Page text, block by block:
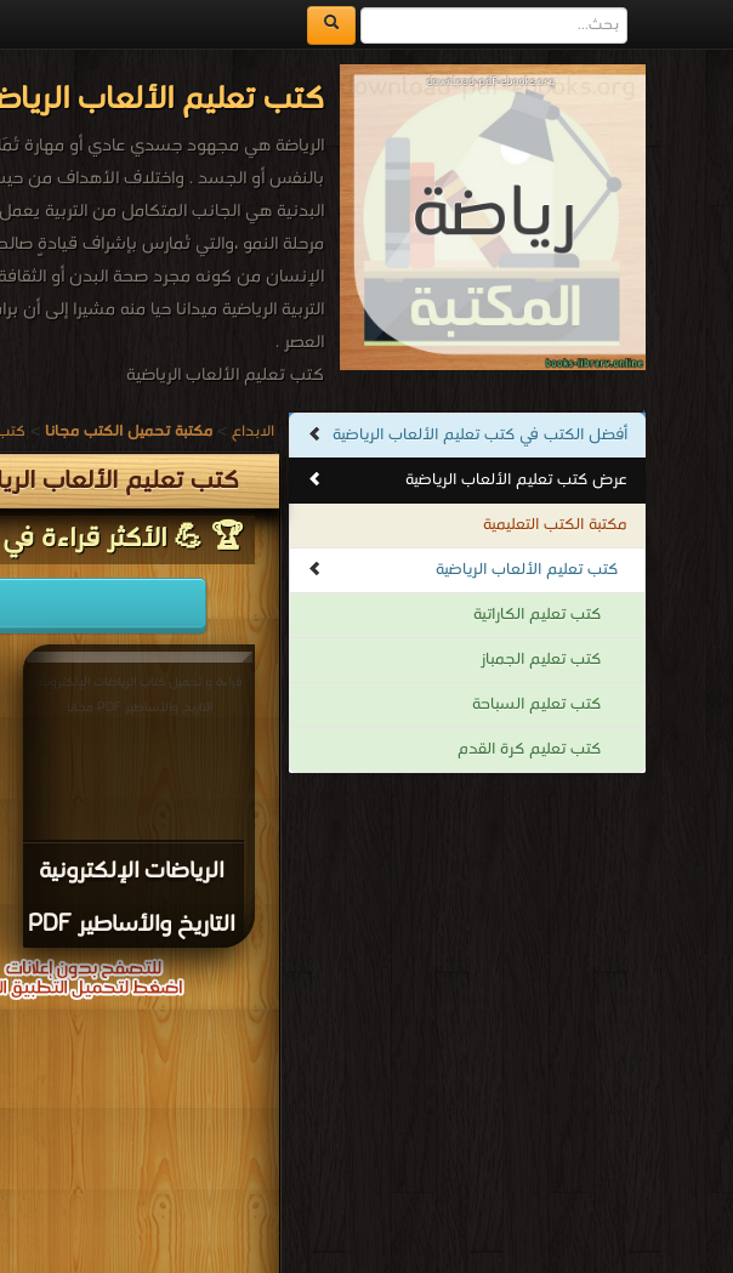
كتب تعليم الألعاب
الرياضة هي مجهود جسدي عادي أو مهارة
بالنفس أو الجسد . واختلاف الأهداف من حيث
البدنية هي الجانب المتكامل من التربية
مرحلة النمو ،والتي تُمارس بإشراف قيادةٍ
الإنسان من كونه مجرد صحة البدن أو الثقافة
التربية الرياضية ميدانا حيا منه مشيرا
العصر .
كتب تعليم الألعاب الرياضية
.
أفضل الكتب في كتب تعليم الألعاب الرياضية
عرض كتب تعليم الألعاب الرياضية
مكتبة الكتب التعليمية
كتب تعليم الألعاب الرياضية
كتب تعليم الكاراتية
كتب تعليم الجمباز
كتب تعليم السباحة
كتب تعليم كرة القدم
الابداع > مكتبة تحميل الكتب مجانا >
كتب تعليم الألعاب
🏆 💪 الأكثر قراءة في
الرياضات الإلكترونية
التاريخ والأساطير PDF
قراءة و تحميل كتاب الرياضات الإلكترونية
التاريخ والأساطير PDF مجانا